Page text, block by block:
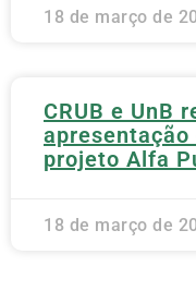
18 de março de
CRUB e UnB
apresentação
projeto Alfa
18 de março de